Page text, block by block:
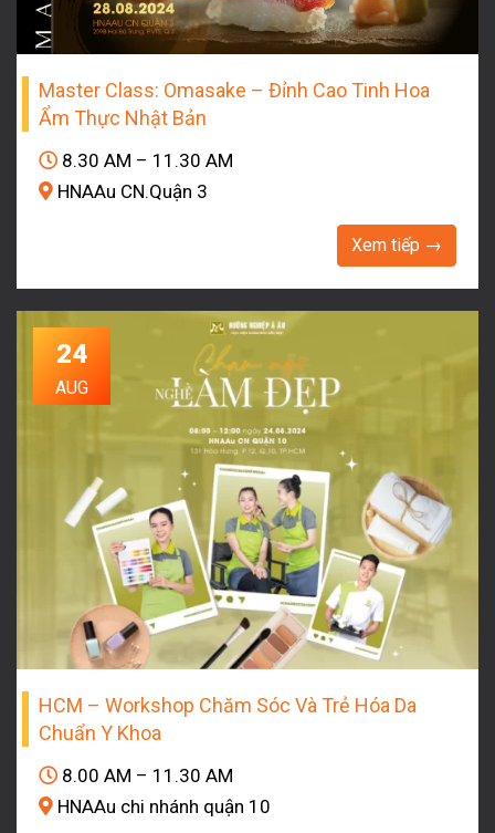
Master Class: Omasake – Đỉnh Cao Tinh Hoa
Ẩm Thực Nhật Bản
8.30 AM – 11.30 AM
HNAAu CN.Quận 3
Xem tiếp →
24
AUG
HCM – Workshop Chăm Sóc Và Trẻ Hóa Da
Chuẩn Y Khoa
8.00 AM – 11.30 AM
HNAAu chi nhánh quận 10